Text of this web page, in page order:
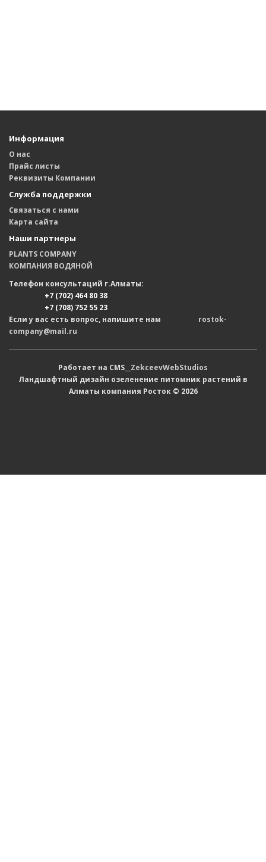
Информация
О нас
Прайс листы
Реквизиты Компании
Служба поддержки
Связаться с нами
Карта сайта
Наши партнеры
PLANTS COMPANY
КОМПАНИЯ ВОДЯНОЙ
Телефон консультаций г.Алматы:
+7 (702) 464 80 38
+7 (708) 752 55 23
Если у вас есть вопрос, напишите нам rostok-
company@mail.ru
Работает на CMS__ ZekceevWebStudios
Ландшафтный дизайн озеленение питомник растений в
Алматы компания Росток © 2026